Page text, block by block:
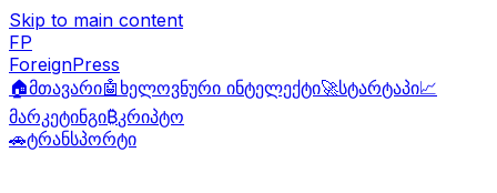
Skip to main content
FP
ForeignPress
🏠მთავარი🤖 ხელოვნური ინტელექტი🚀სტარტაპი📈
მარკეტინგი₿კრიპტო
🚗ტრანსპორტი